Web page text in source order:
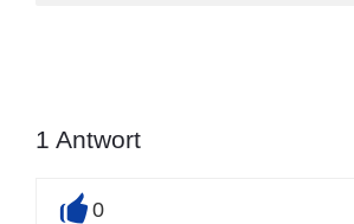
1 Antwort
0